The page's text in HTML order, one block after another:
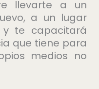
llevarte a un
a un lugar
te capacitará
que tiene para
medios no